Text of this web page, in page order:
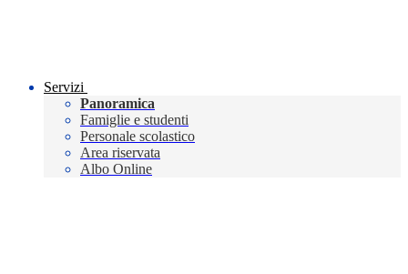
Servizi
Panoramica
Famiglie e studenti
Personale scolastico
Area riservata
Albo Online